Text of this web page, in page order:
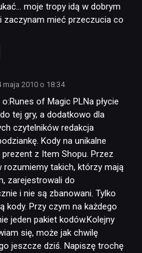
moje tropy idą w dobrym
zaczynam mieć przeczucia co
maja 2010 o 18:34
of Magic PLNa płycie
tej gry, a dodatkowo dla
czytelników redakcja
Kody na unikalne
z Item Shopu. Przez
rozumiemy takich, którzy mają
zarejestrowali do
i nie są zbanowani. Tylko
kody. Przy czym na każdego
jeden pakiet kodów.Kolejny
się, może jak chwilę
jeszcze dziś. Napiszę trochę